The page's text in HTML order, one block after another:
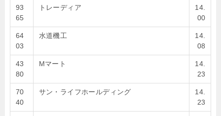
93
65
トレーディア
14.
00
64
03
水道機工
14.
08
43
80
Mマート
14.
23
70
40
サン・ライフホールディング
14.
23